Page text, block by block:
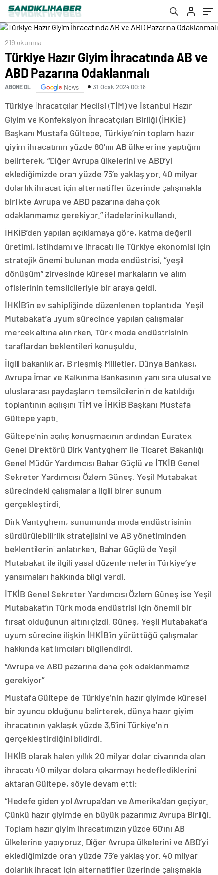
219 okunma
Türkiye Hazır Giyim İhracatında AB ve
ABD Pazarına Odaklanmalı
ABONE OL News 31 Ocak 2024 00:18
Türkiye İhracatçılar Meclisi (TİM) ve İstanbul Hazır
Giyim ve Konfeksiyon İhracatçıları Birliği (İHKİB)
Başkanı Mustafa Gültepe, Türkiye’nin toplam hazır
giyim ihracatının yüzde 60’ını AB ülkelerine yaptığını
belirterek, “Diğer Avrupa ülkelerini ve ABD’yi
eklediğimizde oran yüzde 75’e yaklaşıyor. 40 milyar
dolarlık ihracat için alternatifler üzerinde çalışmakla
birlikte Avrupa ve ABD pazarına daha çok
odaklanmamız gerekiyor.” ifadelerini kullandı.
İHKİB’den yapılan açıklamaya göre, katma değerli
üretimi, istihdamı ve ihracatı ile Türkiye ekonomisi için
stratejik önemi bulunan moda endüstrisi, “yeşil
dönüşüm” zirvesinde küresel markaların ve alım
ofislerinin temsilcileriyle bir araya geldi.
İHKİB’in ev sahipliğinde düzenlenen toplantıda, Yeşil
Mutabakat’a uyum sürecinde yapılan çalışmalar
mercek altına alınırken, Türk moda endüstrisinin
taraflardan beklentileri konuşuldu.
İlgili bakanlıklar, Birleşmiş Milletler, Dünya Bankası,
Avrupa İmar ve Kalkınma Bankasının yanı sıra ulusal ve
uluslararası paydaşların temsilcilerinin de katıldığı
toplantının açılışını TİM ve İHKİB Başkanı Mustafa
Gültepe yaptı.
Gültepe’nin açılış konuşmasının ardından Euratex
Genel Direktörü Dirk Vantyghem ile Ticaret Bakanlığı
Genel Müdür Yardımcısı Bahar Güçlü ve İTKİB Genel
Sekreter Yardımcısı Özlem Güneş, Yeşil Mutabakat
sürecindeki çalışmalarla ilgili birer sunum
gerçekleştirdi.
Dirk Vantyghem, sunumunda moda endüstrisinin
sürdürülebilirlik stratejisini ve AB yönetiminden
beklentilerini anlatırken, Bahar Güçlü de Yeşil
Mutabakat ile ilgili yasal düzenlemelerin Türkiye’ye
yansımaları hakkında bilgi verdi.
İTKİB Genel Sekreter Yardımcısı Özlem Güneş ise Yeşil
Mutabakat’ın Türk moda endüstrisi için önemli bir
fırsat olduğunun altını çizdi. Güneş, Yeşil Mutabakat’a
uyum sürecine ilişkin İHKİB’in yürüttüğü çalışmalar
hakkında katılımcıları bilgilendirdi.
“Avrupa ve ABD pazarına daha çok odaklanmamız
gerekiyor”
Mustafa Gültepe de Türkiye’nin hazır giyimde küresel
bir oyuncu olduğunu belirterek, dünya hazır giyim
ihracatının yaklaşık yüzde 3,5’ini Türkiye’nin
gerçekleştirdiğini bildirdi.
İHKİB olarak halen yıllık 20 milyar dolar civarında olan
ihracatı 40 milyar dolara çıkarmayı hedeflediklerini
aktaran Gültepe, şöyle devam etti:
“Hedefe giden yol Avrupa’dan ve Amerika’dan geçiyor.
Çünkü hazır giyimde en büyük pazarımız Avrupa Birliği.
Toplam hazır giyim ihracatımızın yüzde 60’ını AB
ülkelerine yapıyoruz. Diğer Avrupa ülkelerini ve ABD’yi
eklediğimizde oran yüzde 75’e yaklaşıyor. 40 milyar
dolarlık ihracat için alternatifler üzerinde çalışmakla